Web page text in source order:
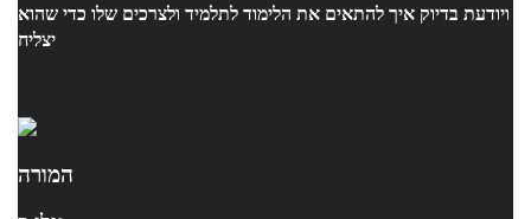
ויודעת בדיוק איך להתאים את הלימוד לתלמיד ולצרכים שלו כדי שהוא
יצליח
המורה